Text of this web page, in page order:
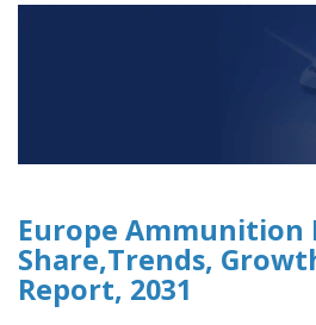
Europe Ammunition
Share,Trends,
Report, 2031